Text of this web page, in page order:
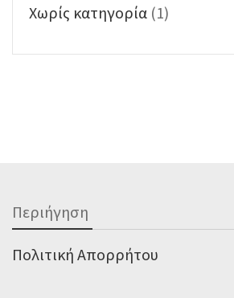
Χωρίς κατηγορία (1)
Περιήγηση
Πολιτική Απορρήτου